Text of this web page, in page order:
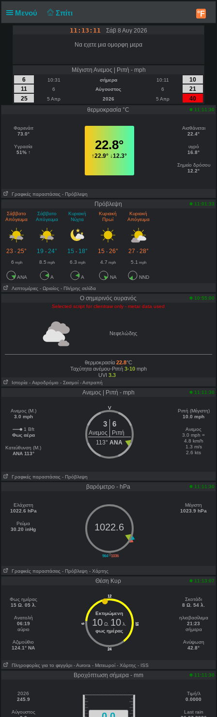
Μενού Σπίτι °F
11:13:11 Σάβ 8 Αυγ 2026
Να εχετε μια ομορφη μερα
Μέγιστη Ανεμος | Ριπή - mph
6
10:31 σήμερα 10:11
10
11
6 Αύγουστος 6
21
25
5 Απρ 2026 5 Απρ
40
θερμοκρασία °C
11:11:30
Φαρενάιτ
73.0°
Υγρασία
51% ↑
22.8°
↑22.9° ↓12.3°
Αισθάνεται
22.4°
υγρό
16.8°
Σημείο δρόσου
12.2°
Γραφικές παραστάσεις - Πρόβλεψη
Πρόβλεψη
11:01:33
Σάββατο
Απόγευμα
Σάββατο
Απόγευμα
Κυριακή
Νύχτα
Κυριακή
Πρωί
Κυριακή
Απόγευμα
23 -25° 19 - 24° 15 - 18° 15 - 26° 27 - 28°
6 mph 8.5 mph 6.3 mph 4.7 mph 5.1 mph
ANA A A NA NND
Λεπτομέριες - Ωριαίος - Πλήρης σελίδα
Ο σημερινός ουρανός
Selected script for clientraw only - metar data used
10:55:00
Νεφελώδης
θερμοκρασία 22.8°C
Ταχύτητα ανέμου-Ριπή 3-10mph
UVI 3.3
Ιστορία - Aεροδρόμιο - Σεισμοί - Αστραπή
Ανεμος | Ριπή - mph 11:11:30
Ανεμος (Μ.)
3.0 mph
1 Bft
Φως αέρα
Κατεύθυνση (Μ.)
ANA 113°
V
3 6
Ανεμος
Ριπή
113°ANA
Ριπή (Μέγιστη)
10.0 mph
Ανεμος
3.0 mph =
4.8 km/h
1.3 m/s
2.6 kts
Γραφικές παραστάσεις - Πρόβλεψη
βαρόμετρο - hPa 11:11:30
Ελάχιστη
1022.6 hPa
Ρεύμα
30.20 inHg
||
964 1036
1022.6
Μέγιστη
1023.9 hPa
Γραφικές παραστάσεις - Πρόβλεψη - Χάρτης
Θέση Κυρ 11:13:07
Φως ημέρας
15 Ω. 05 λ.
Ανατολή
06:19
αύριο
Aζιμούθιο
124.1° NA
12
24
6 18
Εκτιμώμενη
10 Ω. 10 λ.
φως ημέρας
Σκοτάδι
8 Ω. 54 λ.
ηλιοβασίλεμα
21:23
σήμερα
Ανύψωση
42.8°
Πληροφορίες για το φεγγάρι - Αυrora - Μετεωροί - Χάρτης - ISS
Βροχόπτωση σήμερα - mm 11:11:30
2026
245.9
Αύγουστος
Τιμή/λ
0.0000
Last rain